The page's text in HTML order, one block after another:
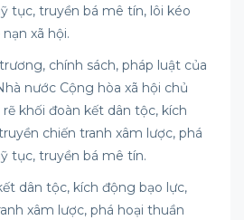
tục, truyền bá mê tín, lôi kéo
xã hội.
chính sách, pháp luật của
nước Cộng hòa xã hội chủ
khối đoàn kết dân tộc, kích
chiến tranh xâm lược, phá
tục, truyền bá mê tín.
dân tộc, kích động bạo lực,
xâm lược, phá hoại thuần